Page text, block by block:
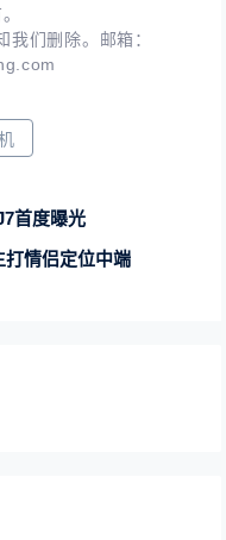
们删除。邮箱：
首度曝光
打情侣定位中端